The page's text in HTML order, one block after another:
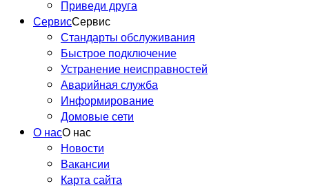
Приведи друга
СервисСервис
Стандарты обслуживания
Быстрое подключение
Устранение неисправностей
Аварийная служба
Информирование
Домовые сети
О насО нас
Новости
Вакансии
Карта сайта